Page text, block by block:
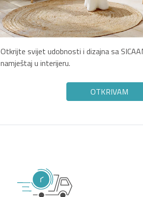
Otkrijte svijet udobnosti i dizajna sa
namještaj u interijeru.
OTKRIVAM